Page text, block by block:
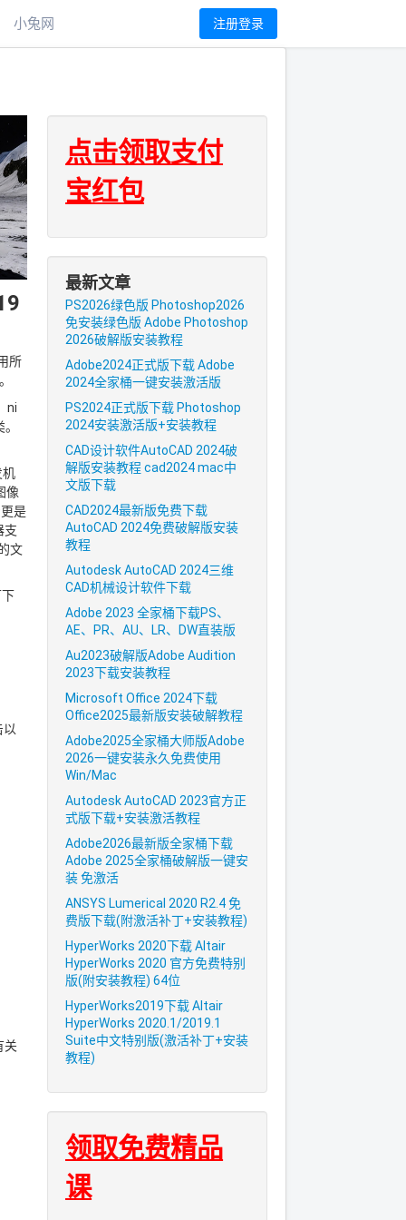
小兔网 注册登录
所
ni
机
像
是
支
文
关
点击领取支付
宝红包
最新文章
PS2026绿色版 Photoshop2026
免安装绿色版 Adobe Photoshop
2026破解版安装教程
Adobe2024正式版下载 Adobe
2024全家桶一键安装激活版
PS2024正式版下载 Photoshop
2024安装激活版+安装教程
CAD设计软件AutoCAD 2024破
解版安装教程 cad2024 mac中
文版下载
CAD2024最新版免费下载
AutoCAD 2024免费破解版安装
教程
Autodesk AutoCAD 2024三维
CAD机械设计软件下载
Adobe 2023 全家桶下载PS、
AE、PR、AU、LR、DW直装版
Au2023破解版Adobe Audition
2023下载安装教程
Microsoft Office 2024下载
Office2025最新版安装破解教程
Adobe2025全家桶大师版Adobe
2026一键安装永久免费使用
Win/Mac
Autodesk AutoCAD 2023官方正
式版下载+安装激活教程
Adobe2026最新版全家桶下载
Adobe 2025全家桶破解版一键安
装 免激活
ANSYS Lumerical 2020 R2.4 免
费版下载(附激活补丁+安装教程)
HyperWorks 2020下载 Altair
HyperWorks 2020 官方免费特别
版(附安装教程) 64位
HyperWorks2019下载 Altair
HyperWorks 2020.1/2019.1
Suite中文特别版(激活补丁+安装
教程)
领取免费精品
课